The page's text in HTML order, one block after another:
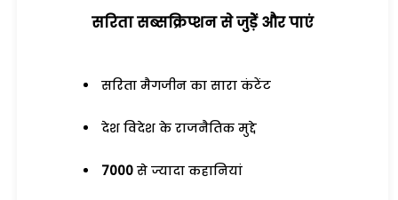
सरिता सब्सक्रिप्शन से जुड़ेें और पाएं
सरिता मैगजीन का सारा कंटेंट
देश विदेश के राजनैतिक मुद्दे
7000 से ज्यादा कहानियां